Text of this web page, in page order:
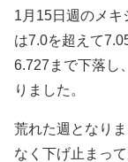
1月15日週のメキ
は7.0を超えて
6.727まで下落し
りました。
荒れた週となり
なく下げ止まっ